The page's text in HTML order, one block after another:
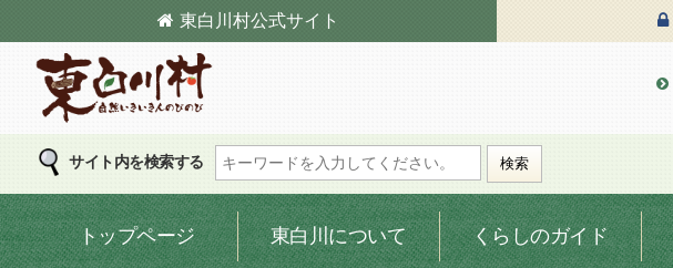
東白川村公式サイト
東白川村の公式サイト
サイト内を検索する
トップページ 東白川について くらしのガイド